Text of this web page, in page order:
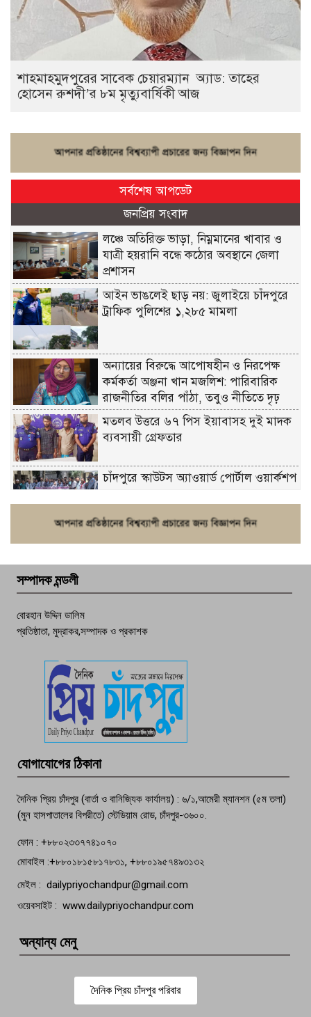
শাহমাহমুদপুরের সাবেক চেয়ারম্যান অ্যাড: তাহের
হোসেন রুশদী’র ৮ম মৃত্যুবার্ষিকী আজ
সর্বশেষ আপডেট
জনপ্রিয় সংবাদ
লঞ্চে অতিরিক্ত ভাড়া, নিম্নমানের খাবার ও
যাত্রী হয়রানি বন্ধে কঠোর অবস্থানে জেলা
প্রশাসন
আইন ভাঙলেই ছাড় নয়: জুলাইয়ে চাঁদপুরে
ট্রাফিক পুলিশের ১,২৮৫ মামলা
অন্যায়ের বিরুদ্ধে আপোষহীন ও নিরপেক্ষ
কর্মকর্তা অঞ্জনা খান মজলিশ: পারিবারিক
রাজনীতির বলির পাঁঠা, তবুও নীতিতে দৃঢ়
মতলব উত্তরে ৬৭ পিস ইয়াবাসহ দুই মাদক
ব্যবসায়ী গ্রেফতার
চাঁদপুরে স্কাউটস অ্যাওয়ার্ড পোর্টাল ওয়ার্কশপ
পচা দুর্গন্ধে ৯৯৯-এ ফোন, ফরিদগঞ্জে
তরুণের অর্ধগলিত লাশ উদ্ধার
বেঁচে নেই, বিভিন্ন সংগঠনের শোক
সম্পাদক মন্ডলী
বোরহান উদ্দিন ডালিম
প্রতিষ্ঠাতা, মুদ্রাকর,সম্পাদক ও প্রকাশক
যোগাযোগের ঠিকানা
দৈনিক প্রিয় চাঁদপুর (বার্তা ও বানিজ্যিক কার্যালয়) : ৬/১,আমেরী ম্যানশন (৫ম তলা)
(মুন হাসপাতালের বিপরীতে) স্টেডিয়াম রোড, চাঁদপুর-৩৬০০.
ফোন : +৮৮০২৩৩৭৭৪১০৭০
মোবাইল :+৮৮০১৮১৫৮১৭৮৩১, +৮৮০১৯৫৭৪৯৩১৩২
মেইল : dailypriyochandpur@gmail.com
ওয়েবসাইট : www.dailypriyochandpur.com
অন্যান্য মেনু
দৈনিক প্রিয় চাঁদপুর পরিবার